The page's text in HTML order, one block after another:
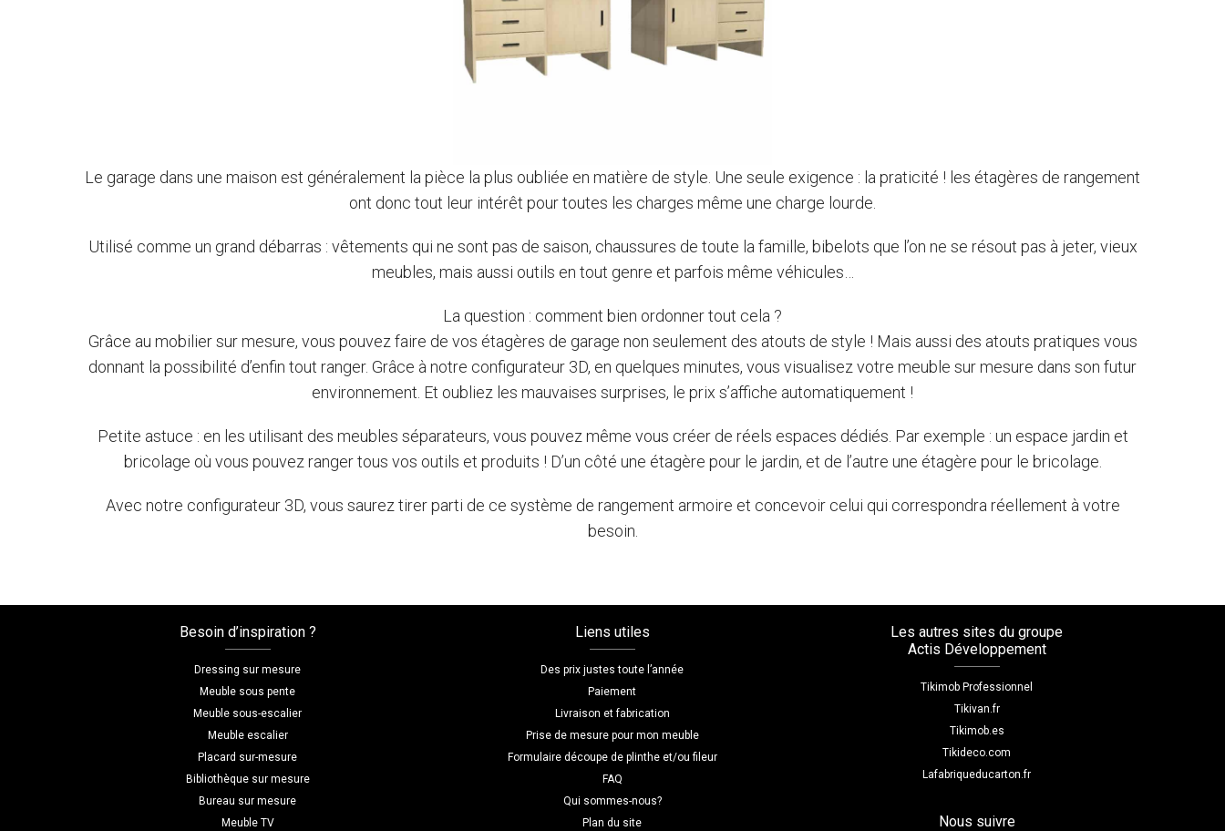
Le garage dans une maison est généralement la pièce la plus oubliée en matière de style. Une seule exigence : la praticité ! les étagères de rangement
ont donc tout leur intérêt pour toutes les charges même une charge lourde.
Utilisé comme un grand débarras : vêtements qui ne sont pas de saison, chaussures de toute la famille, bibelots que l’on ne se résout pas à jeter, vieux
meubles, mais aussi outils en tout genre et parfois même véhicules…
La question : comment bien ordonner tout cela ?
Grâce au mobilier sur mesure, vous pouvez faire de vos étagères de garage non seulement des atouts de style ! Mais aussi des atouts pratiques vous
donnant la possibilité d’enfin tout ranger. Grâce à notre configurateur 3D, en quelques minutes, vous visualisez votre meuble sur mesure dans son futur
environnement. Et oubliez les mauvaises surprises, le prix s’affiche automatiquement !
Petite astuce : en les utilisant des meubles séparateurs, vous pouvez même vous créer de réels espaces dédiés. Par exemple : un espace jardin et
bricolage où vous pouvez ranger tous vos outils et produits ! D’un côté une étagère pour le jardin, et de l’autre une étagère pour le bricolage.
Avec notre configurateur 3D, vous saurez tirer parti de ce système de rangement armoire et concevoir celui qui correspondra réellement à votre
besoin.
Besoin d’inspiration ?
Dressing sur mesure
Meuble sous pente
Meuble sous-escalier
Meuble escalier
Placard sur-mesure
Bibliothèque sur mesure
Bureau sur mesure
Meuble TV
Liens utiles
Des prix justes toute l’année
Paiement
Livraison et fabrication
Prise de mesure pour mon meuble
Formulaire découpe de plinthe et/ou fileur
FAQ
Qui sommes-nous?
Plan du site
Les autres sites du groupe
Actis Développement
Tikimob Professionnel
Tikivan.fr
Tikimob.es
Tikideco.com
Lafabriqueducarton.fr
Nous suivre